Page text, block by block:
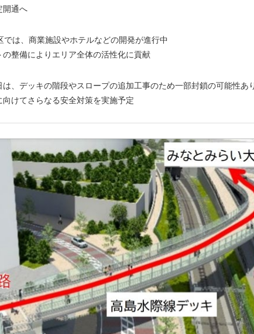
開通へ
では、商業施設やホテルなどの開発が進行中
の整備によりエリア全体の活性化に貢献
、デッキの階段やスロープの追加工事のため一部封鎖の可能性あ
けてさらなる安全対策を実施予定